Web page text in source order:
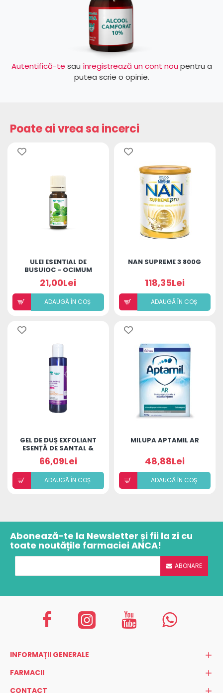
Autentifică-te sau înregistrează un cont nou pentru a
putea scrie o opinie.
Poate ai vrea sa incerci
ULEI ESENTIAL DE
BUSUIOC - OCIMUM
BASILICUM OIL
21,00Lei
ADAUGÃ ÎN COȘ
NAN SUPREME 3 800G
118,35Lei
ADAUGÃ ÎN COȘ
GEL DE DUȘ EXFOLIANT
ESENȚĂ DE SANTAL &
PATCHOULI COLAGEN
66,09Lei
ADAUGÃ ÎN COȘ
MILUPA APTAMIL AR
48,88Lei
ADAUGÃ ÎN COȘ
Abonează-te la Newsletter și fii la zi cu
toate noutățile farmaciei ANCA!
ABONARE
INFORMAȚII GENERALE
FARMACII
CONTACT